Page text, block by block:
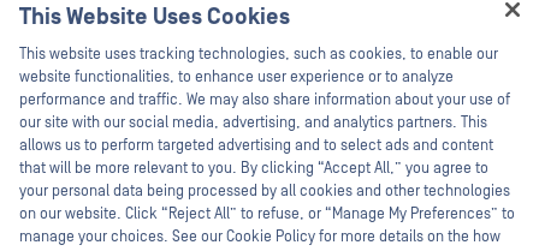
技術文書
トレーニング
脆弱性対策プログラム
パートナー
認証
テクノロジー・パートナー
OPSWAT チャネル パートナー
ホワイトペーパー
無料ツール
This Website Uses Cookies
This website uses tracking technologies, such as cookies, to enable our
website functionalities, to enhance user experience or to analyze
performance and traffic. We may also share information about your use of
our site with our social media, advertising, and analytics partners. This
allows us to perform targeted advertising and to select ads and content
that will be more relevant to you. By clicking “Accept All,” you agree to
your personal data being processed by all cookies and other technologies
on our website. Click “Reject All” to refuse, or “Manage My Preferences” to
manage your choices. See our Cookie Policy for more details on the how
Hey there!
I'm Ozzy, your OPSWAT virtual assistant.
How can I help you secure what's critical
today?